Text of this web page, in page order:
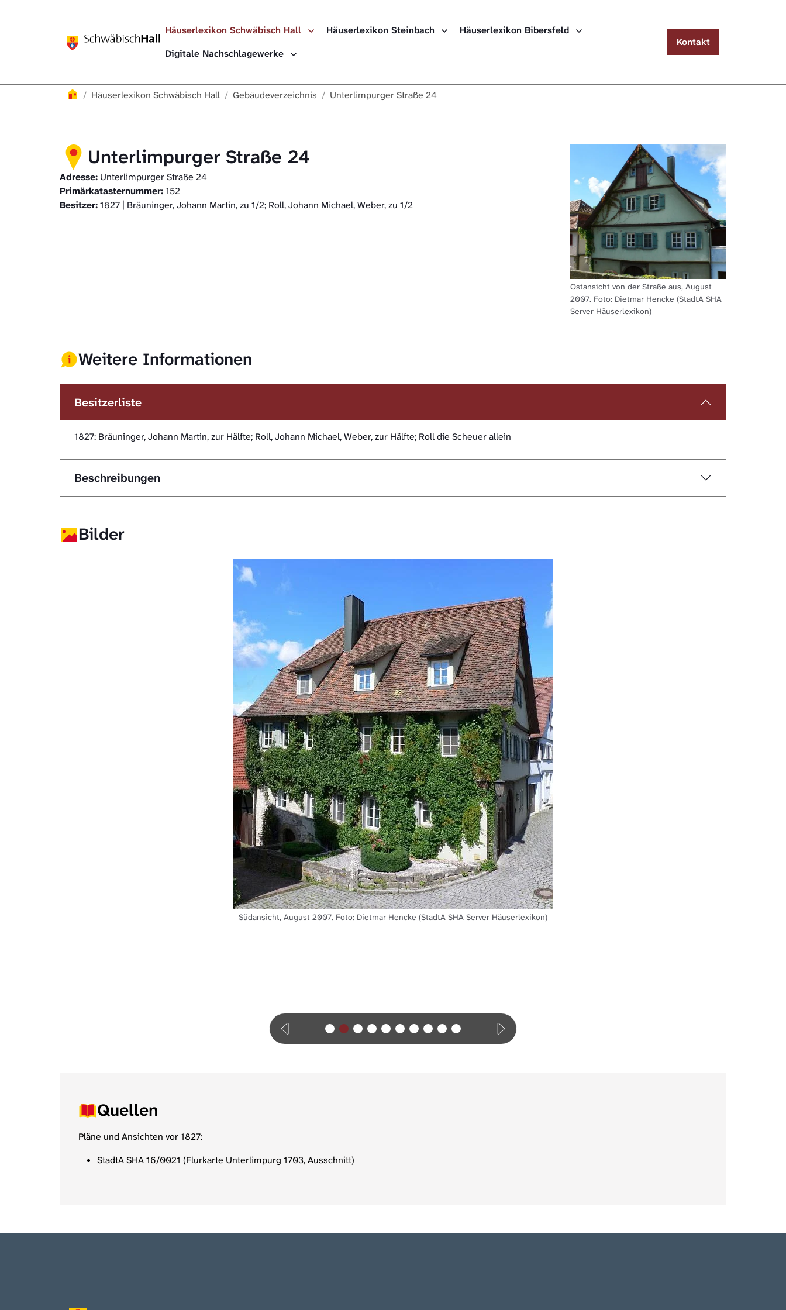
Häuserlexikon Schwäbisch Hall
Häuserlexikon Steinbach
Häuserlexikon Bibersfeld
Digitale Nachschlagewerke
Kontakt
Häuserlexikon
Häuserlexikon Schwäbisch Hall Gebäudeverzeichnis Unterlimpurger Straße 24
Unterlimpurger Straße 24
Adresse: Unterlimpurger Straße 24
Primärkatasternummer:152
Besitzer:1827 | Bräuninger, Johann Martin, zu 1/2; Roll, Johann Michael, Weber, zu 1/2
Ostansicht von der Straße aus, August
2007. Foto: Dietmar Hencke (StadtA SHA
Server Häuserlexikon)
Weitere Informationen
Besitzerliste
1827: Bräuninger, Johann Martin, zur Hälfte; Roll, Johann Michael, Weber, zur Hälfte; Roll die Scheuer allein
Beschreibungen
Bilder
Südansicht, August 2007. Foto: Dietmar Hencke (StadtA SHA Server Häuserlexikon)
Quellen
Pläne und Ansichten vor 1827:
StadtA SHA 16/0021 (Flurkarte Unterlimpurg 1703, Ausschnitt)